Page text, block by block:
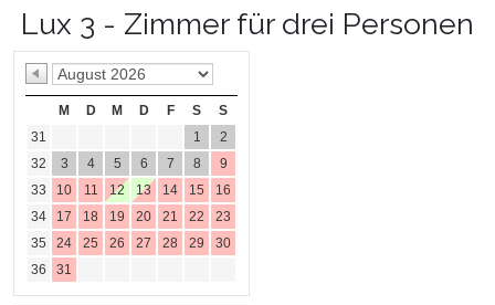
Lux 3 - Zimmer für drei Personen
M D M D F S
S
31
1
2
32
3 4 5 6 7 8
9
33
10 11 12 13 14 15
16
34
17 18 19 20 21 22
23
35
24 25 26 27 28 29
30
36
31